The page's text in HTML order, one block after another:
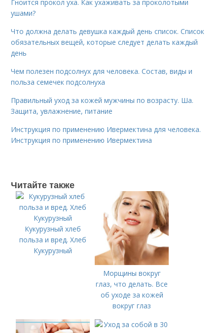
Гноится прокол уха. Как ухаживать за проколотыми
ушами?
Что должна делать девушка каждый день список. Список
обязательных вещей, которые следует делать каждый
день
Чем полезен подсолнух для человека. Состав, виды и
польза семечек подсолнуха
Правильный уход за кожей мужчины по возрасту. Ша.
Защита, увлажнение, питание
Инструкция по применению Ивермектина для человека.
Инструкция по применению Ивермектина
Читайте также
Кукурузный хлеб
польза и вред. Хлеб
Кукурузный
Морщины вокруг
глаз, что делать. Все
об уходе за кожей
вокруг глаз